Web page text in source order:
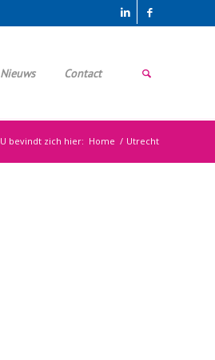
Nieuws Contact
U bevindt zich hier: Home / Utrecht